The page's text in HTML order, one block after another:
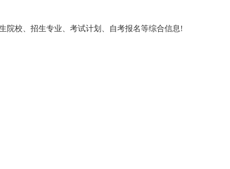
院校、招生专业、考试计划、自考报名等综合信息!